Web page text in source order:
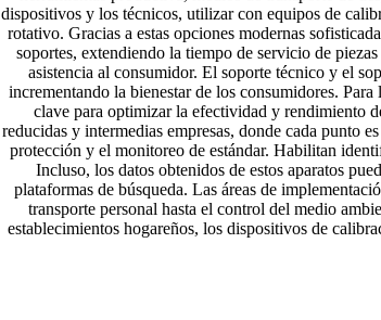
dispositivos y los técnicos, utilizar con equipos de
rotativo. Gracias a estas opciones modernas
soportes, extendiendo la tiempo de servicio de
asistencia al consumidor. El soporte técnico y el
incrementando la bienestar de los consumidores.
clave para optimizar la efectividad y rendimiento
reducidas y intermedias empresas, donde cada punto
protección y el monitoreo de estándar. Habilitan
Incluso, los datos obtenidos de estos aparatos
plataformas de búsqueda. Las áreas de
transporte personal hasta el control del medio
establecimientos hogareños, los dispositivos de